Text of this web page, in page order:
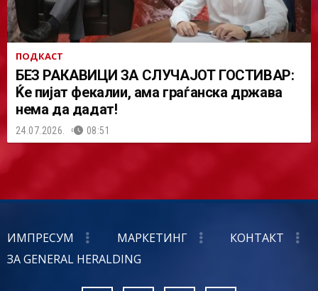
ПОДКАСТ
БЕЗ РАКАВИЦИ ЗА СЛУЧАЈОТ ГОСТИВАР:
Ќе пијат фекалии, ама граѓанска држава
нема да дадат!
24.07.2026. 08:51
ИМПРЕСУМ МАРКЕТИНГ
КОНТАКТ
ЗА GENERAL HERALDING